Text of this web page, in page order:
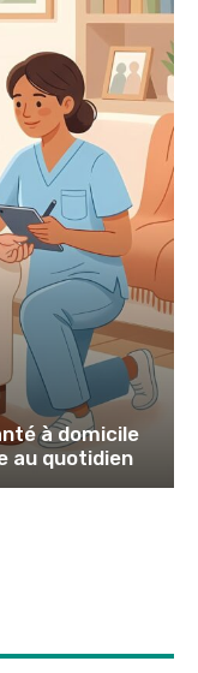
à domicile
au quotidien